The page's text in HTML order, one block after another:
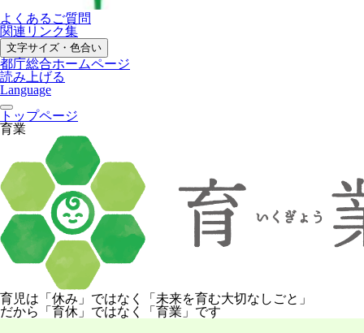
よくあるご質問
関連リンク集
文字サイズ・色合い
都庁総合ホームページ
読み上げる
Language
トップページ
育業
育児は「休み」ではなく
「未来を育む大切なしごと」
だから「育休」ではなく「育業」です